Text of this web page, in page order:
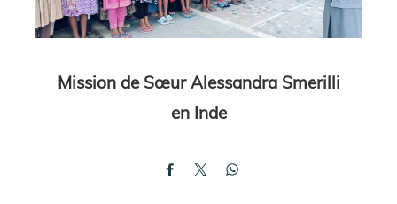
Mission de Sœur Alessandra Smerilli
en Inde